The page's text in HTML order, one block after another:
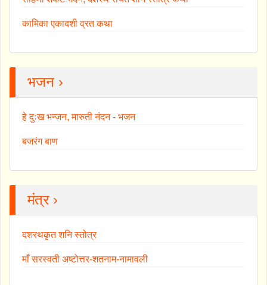
कामिका एकादशी व्रत कथा
भजन ›
हे दुःख भन्जन, मारुती नंदन - भजन
बजरंग बाण
मंत्र ›
दशरथकृत शनि स्तोत्र
माँ सरस्वती अष्टोत्तर-शतनाम-नामावली